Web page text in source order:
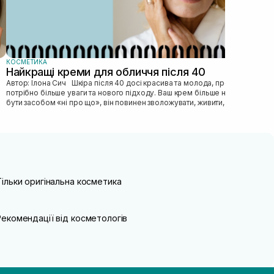
КОСМЕТИКА
Найкращі креми для обличчя після 40
Автор: Ілона Сич Шкіра після 40 досі красива та молода, просто їй
потрібно більше уваги та нового підходу. Ваш крем більше не може
бути засобом «ні про що», він повинен зволожувати, живити, покр...
оригінальна косметика
від косметологів